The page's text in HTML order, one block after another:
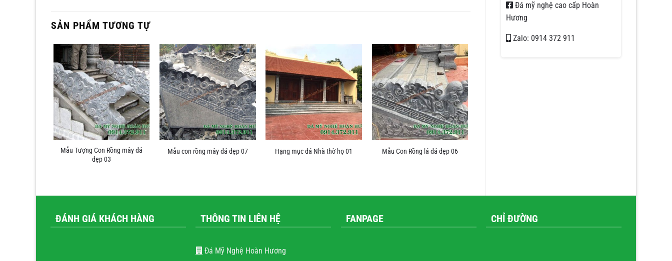
Đá mỹ nghệ cao cấp Hoàn
Hương
Zalo: 0914 372 911
SẢN PHẨM TƯƠNG TỰ
Mẫu Tượng Con Rồng mây đá
đẹp 03
Mẫu con rồng mây đá đẹp 07 Hạng mục đá Nhà thờ họ 01 Mẫu Con Rồng lá đá đẹp 06
ĐÁNH GIÁ KHÁCH HÀNG THÔNG TIN LIÊN HỆ
Đá Mỹ Nghệ Hoàn Hương
FANPAGE CHỈ ĐƯỜNG